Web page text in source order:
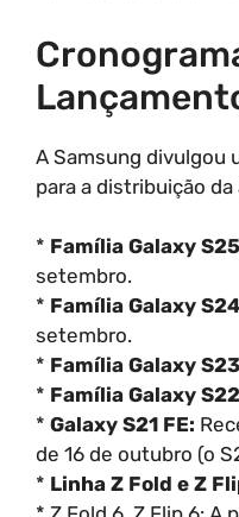
A Samsung divulgou
para a distribuição
* Família Galaxy
setembro.
* Família Galaxy
setembro.
* Família Galaxy
* Família Galaxy
* Galaxy S21 FE:
de 16 de outubro (o
* Linha Z Fold e Z